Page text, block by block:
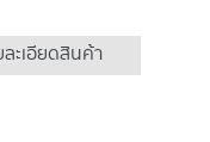
ละเอียดสินค้า